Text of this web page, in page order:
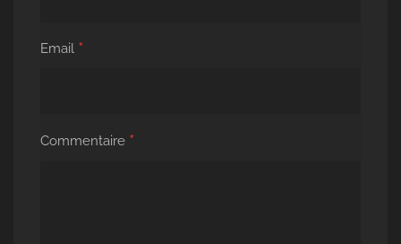
Email *
Commentaire *